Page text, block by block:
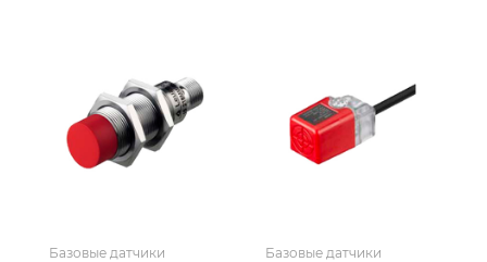
Базовые датчики Базовые датчики